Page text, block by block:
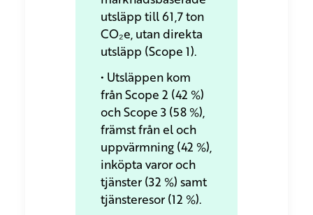
utsläpp till 61,7 ton
CO₂e, utan direkta
utsläpp (Scope 1).
• Utsläppen kom
från Scope 2 (42 %)
och Scope 3 (58 %),
främst från el och
uppvärmning (42 %),
inköpta varor och
tjänster (32 %) samt
tjänsteresor (12 %).